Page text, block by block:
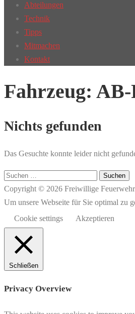
Abteilungen
Technik
Tipps
Mitmachen
Kontakt
Fahrzeug:
Nichts gefunden
Das Gesuchte konnte leider nicht
Suchen
nach:
Copyright © 2026 Freiwillige
Um unsere Webseite für Sie optimal zu
Cookie settings
Akzeptieren
Schließen
Privacy Overview